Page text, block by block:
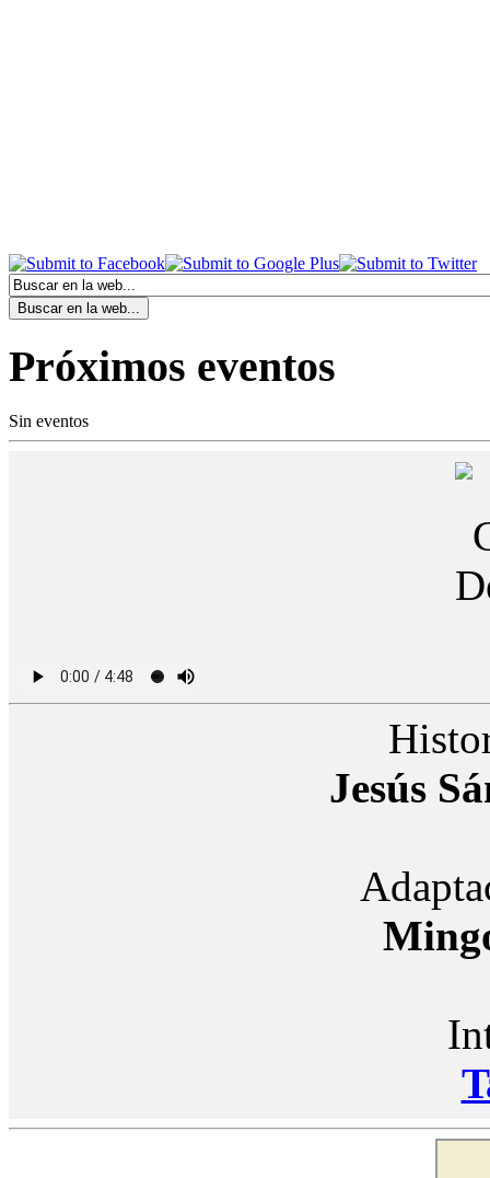
Próximos eventos
Sin eventos
Jesús